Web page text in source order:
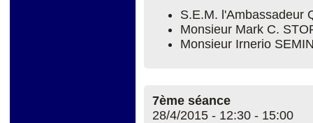
S.E.M. l'Ambassadeur
Monsieur Mark C.
Monsieur Irnerio
7ème séance
28/4/2015 - 12:30 - 15:00